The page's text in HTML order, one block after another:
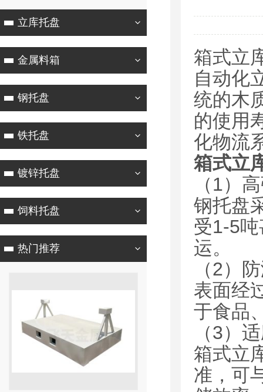
立库托盘
金属料箱
钢托盘
铁托盘
镀锌托盘
饲料托盘
热门推荐
箱式立
自动化
统的木
的使用
化物流
箱式立
（1）
钢托盘
受1-5
运。
（2）
表面经
于食品
（3）
箱式立
准，可